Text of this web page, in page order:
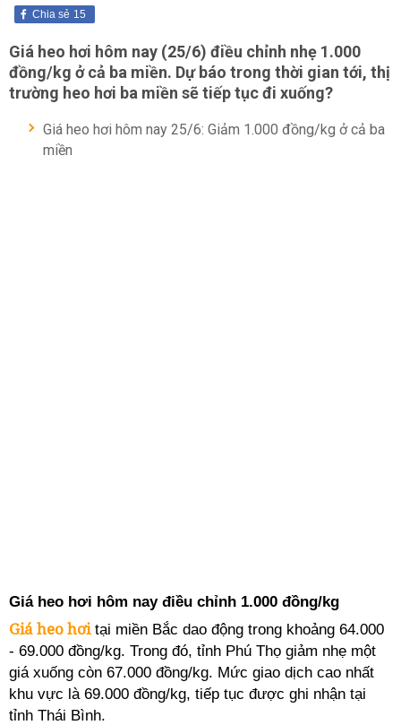
15
Chia sẻ
Giá heo hơi hôm nay (25/6) điều chỉnh nhẹ 1.000
đồng/kg ở cả ba miền. Dự báo trong thời gian tới, thị
trường heo hơi ba miền sẽ tiếp tục đi xuống?
Giá heo hơi hôm nay 25/6: Giảm 1.000 đồng/kg ở cả ba
miền
Giá heo hơi hôm nay điều chỉnh 1.000 đồng/kg
Giá heo hơitại miền Bắc dao động trong khoảng 64.000
- 69.000 đồng/kg. Trong đó, tỉnh Phú Thọ giảm nhẹ một
giá xuống còn 67.000 đồng/kg. Mức giao dịch cao nhất
khu vực là 69.000 đồng/kg, tiếp tục được ghi nhận tại
tỉnh Thái Bình.